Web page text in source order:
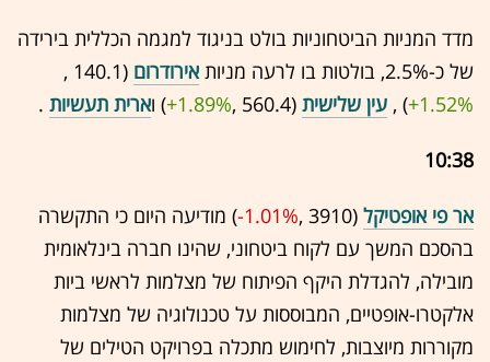
מדד המניות הביטחוניות בולט בניגוד למגמה הכללית בירידה
של כ-2.5%, בולטות בו לרעה מניות
אירודרום (140.1 ,‎
+1.52%
‏) , עין שלישית (560.4 ,‎
+1.89%‏) וארית תעשיות .
10:38
אר פי אופטיקל (3910 ,‎
-1.01%‏) מודיעה היום כי התקשרה
בהסכם המשך עם לקוח ביטחוני, שהינו חברה בינלאומית
מובילה, להגדלת היקף הפיתוח של מצלמות לראשי ביות
אלקטרו-אופטיים, המבוססות על טכנולוגיה של מצלמות
מקוררות מיוצבות, לחימוש מתכלה בפרויקט הטילים של